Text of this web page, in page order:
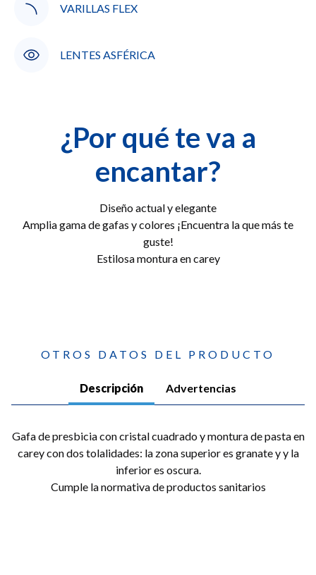
VARILLAS FLEX
LENTES ASFÉRICA
¿Por qué te va a
encantar?
Diseño actual y elegante
Amplia gama de gafas y colores ¡Encuentra la que más te
guste!
Estilosa montura en carey
OTROS DATOS DEL PRODUCTO
Descripción Advertencias
Gafa de presbicia con cristal cuadrado y montura de pasta en
carey con dos tolalidades: la zona superior es granate y y la
inferior es oscura.
Cumple la normativa de productos sanitarios